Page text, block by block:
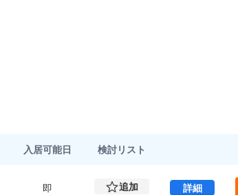
入居可能日 検討リスト
即 追加 詳細鈴木ビ